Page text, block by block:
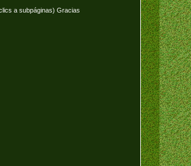
a subpáginas) Gracias